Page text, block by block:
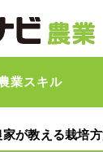
業スキル
家が教える栽培